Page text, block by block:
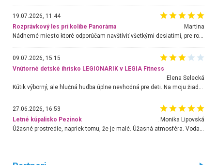
19.07.2026, 11:44
Rozprávkový les pri kolibe Panoráma
Martina
Nádherné miesto ktoré odporúčam navštíviť všetkými desiatimi, pre rodiny s deťmi, dôchodcom... Proste a jednoducho ozaj rozprávkový les.. určite ešte prídeme. Odniesli sme si na pamiatku krásne tričká,
09.07.2026, 15:15
Vnútorné detské ihrisko LEGIONARIK v LEGIA Fitness
Elena Selecká
27.06.2026, 16:53
Letné kúpalisko Pezinok
. Monika Lipovská
Úžasné prostredie, napriek tomu, že je malé. Úžasná atmosféra. Voda fantastická a nádherná. Ľudí je pomerne veľa, ale su mili a ohľaduplní. Je veľmi zaujímavé sledovať, ako dokážu spolu športovať cudzí ľudia a bez ohľadu na vek. Vládne tu pohoda. Vnuka neviem dostať z vody. Ďakujem za krásny deň . Urcite sa sem vrátim. Jediný problém je s parkovaním, ale aj ten sa mi podarilo vyriešiť. Monika Bratislava